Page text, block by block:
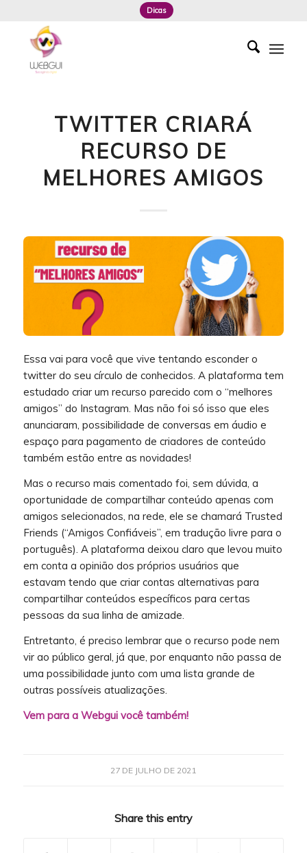
Dicas
TWITTER CRIARÁ
RECURSO DE
MELHORES AMIGOS
Essa vai para você que vive tentando esconder o
twitter do seu círculo de conhecidos. A plataforma tem
estudado criar um recurso parecido com o “melhores
amigos” do Instagram. Mas não foi só isso que eles
anunciaram, possibilidade de conversas em áudio e
espaço para pagamento de criadores de conteúdo
também estão entre as novidades!
Mas o recurso mais comentado foi, sem dúvida, a
oportunidade de compartilhar conteúdo apenas com
amigos selecionados, na rede, ele se chamará Trusted
Friends (“Amigos Confiáveis”, em tradução livre para o
português). A plataforma deixou claro que levou muito
em conta a opinião dos próprios usuários que
estavam tendo que criar contas alternativas para
compartilhar conteúdos específicos para certas
pessoas da sua linha de amizade.
Entretanto, é preciso lembrar que o recurso pode nem
vir ao público geral, já que, por enquanto não passa de
uma possibilidade junto com uma lista grande de
outras possíveis atualizações.
Vem para a Webgui você também!
27 DE JULHO DE 2021
Share this entry